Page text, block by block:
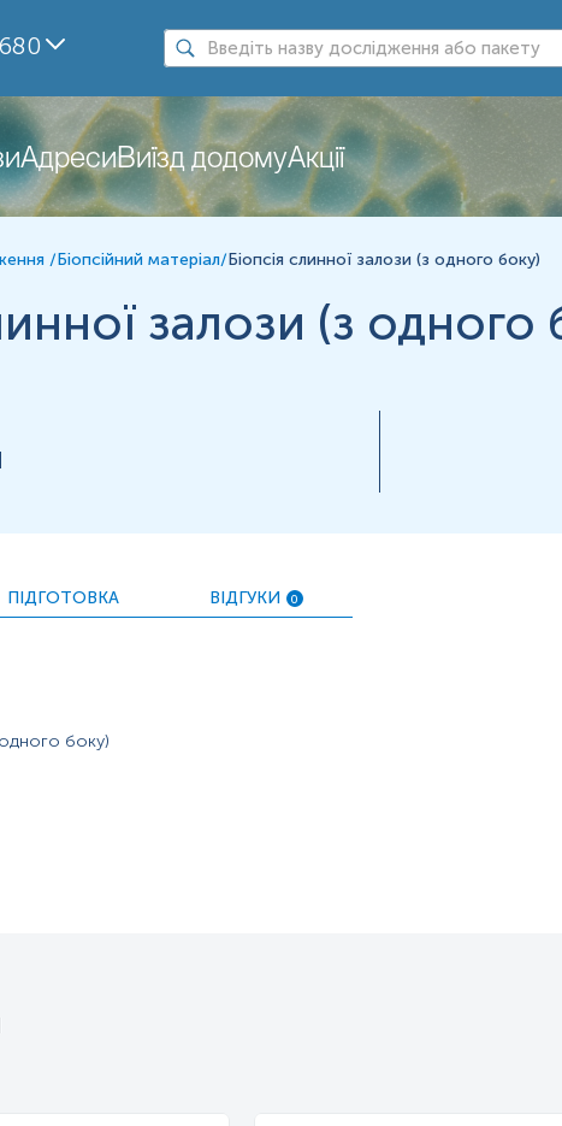
АдресиВиїзд додомуАкції
боку)
та діапазон вимірювань можуть змінюватися у відповідності до
дослідження обов'язково необхідно надати
/Біопсійний матеріал/Біопсія слинної залози (з одного боку)
залози (з одного
ПІДГОТОВКА ВІДГУКИ 0
одного боку)